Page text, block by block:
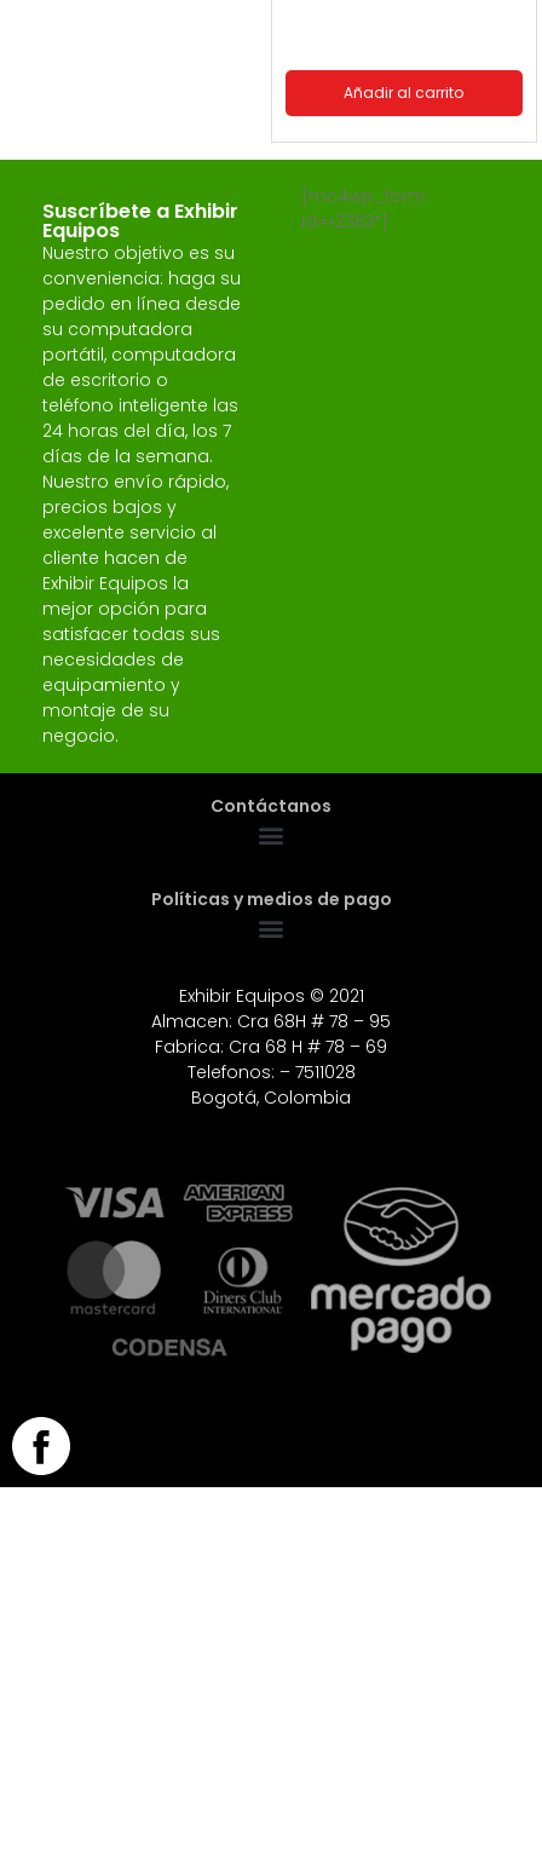
Añadir al carrito
Suscríbete a Exhibir
Equipos
Nuestro objetivo es su
conveniencia: haga su
pedido en línea desde
su computadora
portátil, computadora
de escritorio o
teléfono inteligente las
24 horas del día, los 7
días de la semana.
Nuestro envío rápido,
precios bajos y
excelente servicio al
cliente hacen de
Exhibir Equipos la
mejor opción para
satisfacer todas sus
necesidades de
equipamiento y
montaje de su
negocio.
[mc4wp_form
id=»2383″]
Contáctanos
Políticas y medios de pago
Exhibir Equipos © 2021
Almacen: Cra 68H # 78 – 95
Fabrica: Cra 68 H # 78 – 69
Telefonos: – 7511028
Bogotá, Colombia